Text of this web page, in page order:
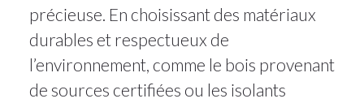
précieuse. En choisissant des matériaux
durables et respectueux de
l’environnement, comme le bois provenant
de sources certifiées ou les isolants